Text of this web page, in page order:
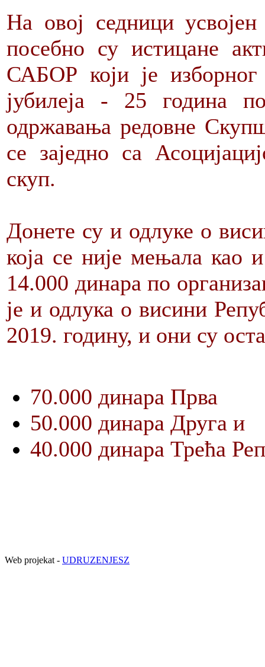
На овој седници
посебно су истицане
САБОР који је изборног
јубилеја - 25 година
одржавања редовне
се заједно са
скуп.
Донете су и одлуке о
која се није мењала као
14.000 динара по
је и одлука о висини
2019. годину, и они су
70.000 динара Прва
50.000 динара Друга и
40.000 динара Трећа
Web projekat - UDRUZENJESZ